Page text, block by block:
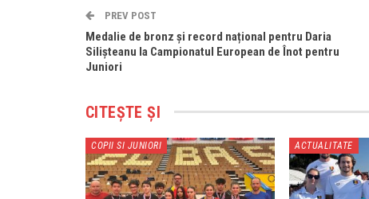
PREV POST
Medalie de bronz și record național pentru Daria
Silișteanu la Campionatul European de Înot pentru
Juniori
CITEȘTE ȘI
COPII SI JUNIORI ACTUALITATE